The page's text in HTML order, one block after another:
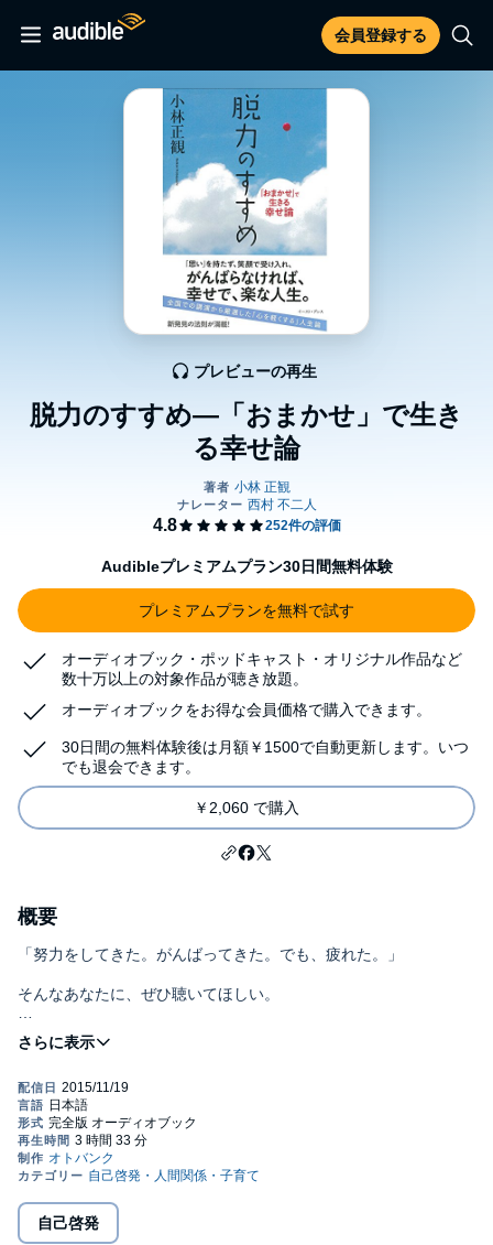
会員登録する
脱力のすすめ―「おまかせ」で生き
る幸せ論
プレビューの再生
Audibleプレミアムプラン30日間無料体験
プレミアムプランを無料で試す
オーディオブック・ポッドキャスト・オリジナル作品など
数十万以上の対象作品が聴き放題。
オーディオブックをお得な会員価格で購入できます。
30日間の無料体験後は月額￥1500で自動更新します。いつ
でも退会できます。
￥2,060 で購入
概要
「努力をしてきた。がんばってきた。でも、疲れた。」
そんなあなたに、ぜひ聴いてほしい。
努力やがんばりを続ける「一番目の分野」ではない、「二番目の
分野」で幸せになる方法とは？
年間300回を超える講演を行い、「幸せ論」を世の中に贈り続け
た、
小林正観氏の名著『脱力のすすめ』がオーディオブックとなって
登場しました。
か？
自己啓発